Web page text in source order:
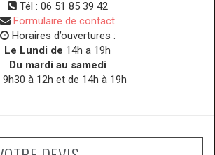
Tél : 06 51 85 39 42
Formulaire de contact
Horaires d’ouvertures :
Le Lundi de 14h a 19h
Du mardi au samedi
9h30 à 12h et de 14h à 19h